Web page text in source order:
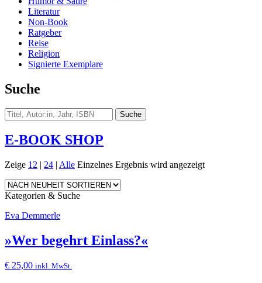
Literatur
Non-Book
Ratgeber
Reise
Religion
Signierte Exemplare
Suche
E-BOOK SHOP
Zeige 12 | 24 | Alle Einzelnes Ergebnis wird angezeigt
Kategorien & Suche
Eva Demmerle
»Wer begehrt Einlass?«
€ 25,00 inkl. MwSt.